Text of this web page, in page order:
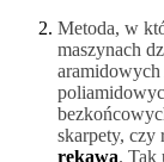
Metoda, w
maszynach
aramidowych
skarpety, czy
rękawa. Tak